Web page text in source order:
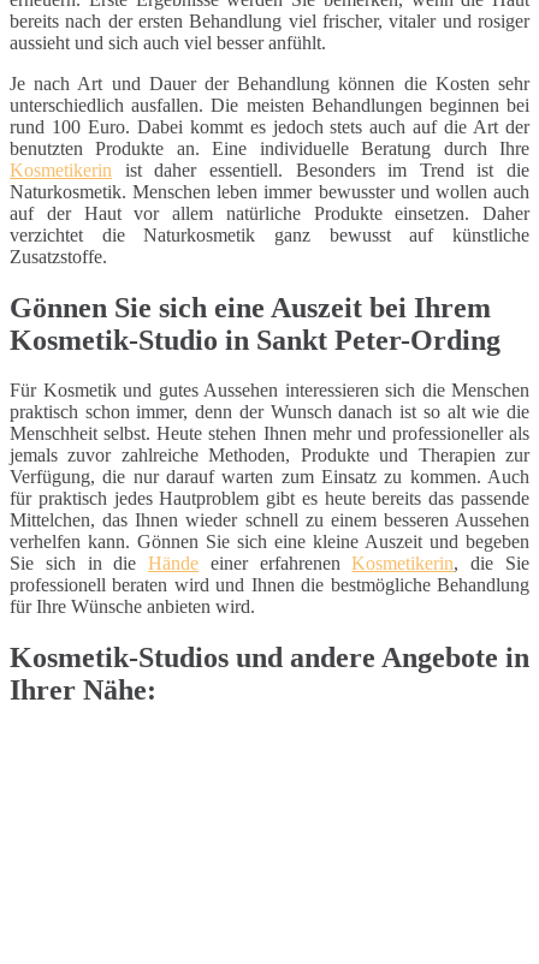
bereits nach der ersten Behandlung viel frischer, vitaler und rosiger
aussieht und sich auch viel besser anfühlt.
Je nach Art und Dauer der Behandlung können die Kosten sehr
unterschiedlich ausfallen. Die meisten Behandlungen beginnen bei
rund 100 Euro. Dabei kommt es jedoch stets auch auf die Art der
benutzten Produkte an. Eine individuelle Beratung durch Ihre
Kosmetikerin ist daher essentiell. Besonders im Trend ist die
Naturkosmetik. Menschen leben immer bewusster und wollen auch
auf der Haut vor allem natürliche Produkte einsetzen. Daher
verzichtet die Naturkosmetik ganz bewusst auf künstliche
Zusatzstoffe.
Gönnen Sie sich eine Auszeit bei Ihrem
Kosmetik-Studio in Sankt Peter-Ording
Für Kosmetik und gutes Aussehen interessieren sich die Menschen
praktisch schon immer, denn der Wunsch danach ist so alt wie die
Menschheit selbst. Heute stehen Ihnen mehr und professioneller als
jemals zuvor zahlreiche Methoden, Produkte und Therapien zur
Verfügung, die nur darauf warten zum Einsatz zu kommen. Auch
für praktisch jedes Hautproblem gibt es heute bereits das passende
Mittelchen, das Ihnen wieder schnell zu einem besseren Aussehen
verhelfen kann. Gönnen Sie sich eine kleine Auszeit und begeben
Sie sich in dieHände einer erfahrenenKosmetikerin, die Sie
professionell beraten wird und Ihnen die bestmögliche Behandlung
für Ihre Wünsche anbieten wird.
Kosmetik-Studios und andere Angebote in
Ihrer Nähe: